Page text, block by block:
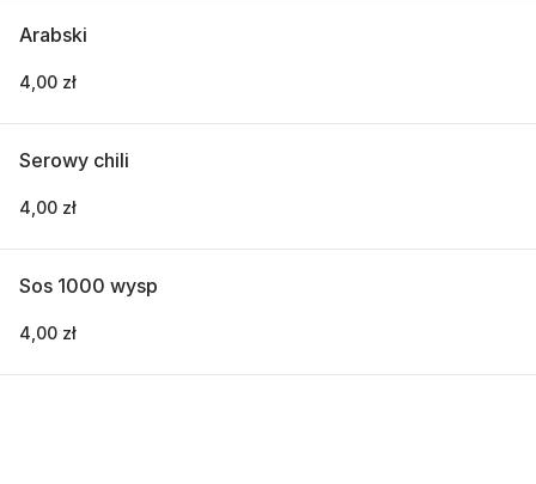
Arabski
4,00 zł
Serowy chili
4,00 zł
Sos 1000 wysp
4,00 zł